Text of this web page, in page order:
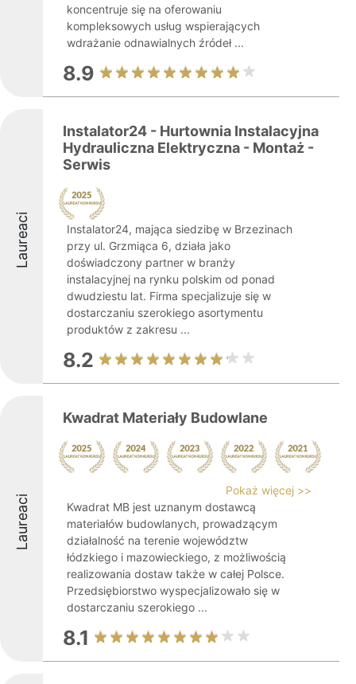
koncentruje się na oferowaniu
kompleksowych usług wspierających
wdrażanie odnawialnych źródeł ...
8.9
Laureaci
Instalator24 - Hurtownia Instalacyjna
Hydrauliczna Elektryczna - Montaż -
Serwis
Instalator24, mająca siedzibę w Brzezinach
przy ul. Grzmiąca 6, działa jako
doświadczony partner w branży
instalacyjnej na rynku polskim od ponad
dwudziestu lat. Firma specjalizuje się w
dostarczaniu szerokiego asortymentu
produktów z zakresu ...
8.2
Laureaci
Kwadrat Materiały Budowlane
Pokaż więcej >>
Kwadrat MB jest uznanym dostawcą
materiałów budowlanych, prowadzącym
działalność na terenie województw
łódzkiego i mazowieckiego, z możliwością
realizowania dostaw także w całej Polsce.
Przedsiębiorstwo wyspecjalizowało się w
dostarczaniu szerokiego ...
8.1